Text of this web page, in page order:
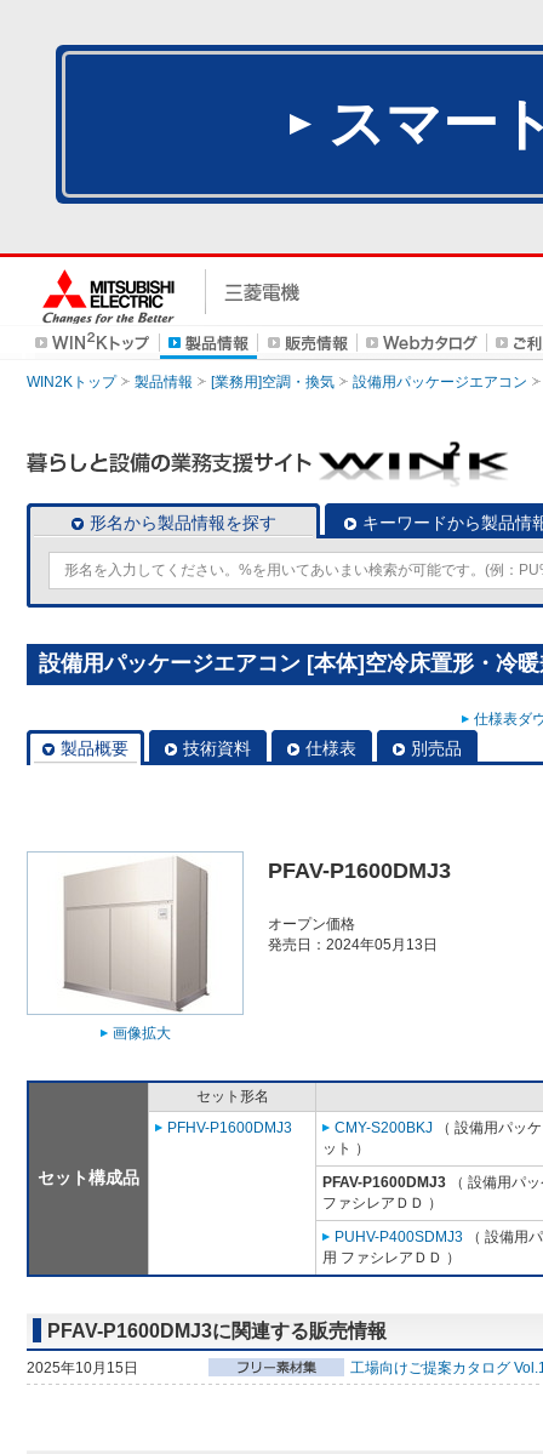
スマー
WIN2Kトップ 製品情報 [業務用]空調・換気 設備用パッケージエアコン
形名から製品情報を探す キーワードから製品情
設備用パッケージエアコン [本体]空冷床置形・冷
仕様表ダ
製品概要 技術資料 仕様表 別売品
画像拡大
PFAV-P1600DMJ3
オープン価格
発売日：2024年05月13日
セット構成品
セット形名
PFHV-P1600DMJ3
CMY-S200BKJ （ 設備用パッ
ット ）
PFAV-P1600DMJ3 （ 設備用パ
ファシレアＤＤ ）
PUHV-P400SDMJ3 （ 設備用
用 ファシレアＤＤ ）
PFAV-P1600DMJ3に関連する販売情報
2025年10月15日 工場向けご提案カタログ